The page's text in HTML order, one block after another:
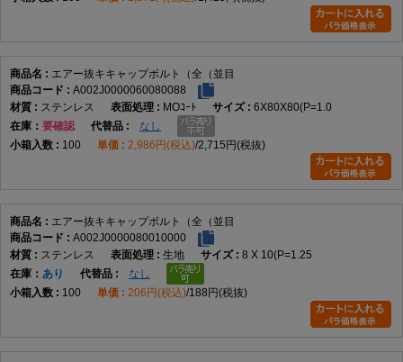
エアー抜キキャップボルト（全（並目
A002J0000060080088
ステンレス
MOｺｰﾄ
6X80X80(P=1.0
在庫
要確認
なし
100
2,986円(税込) 2,715円(税抜)
エアー抜キキャップボルト（全（並目
A002J0000080010000
ステンレス
生地
8 X 10(P=1.25
在庫
あり
なし
100
206円(税込) 188円(税抜)